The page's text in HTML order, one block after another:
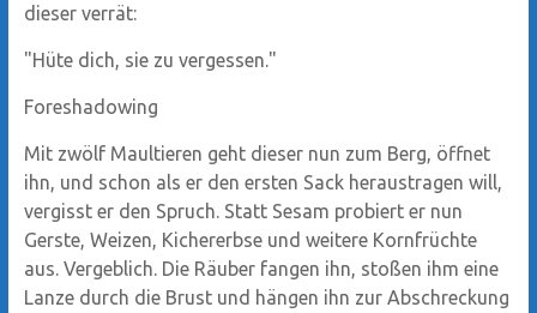
dieser verrät:
"Hüte dich, sie zu vergessen."
Foreshadowing
Mit zwölf Maultieren geht dieser nun zum Berg, öffnet
ihn, und schon als er den ersten Sack heraustragen will,
vergisst er den Spruch. Statt Sesam probiert er nun
Gerste, Weizen, Kichererbse und weitere Kornfrüchte
aus. Vergeblich. Die Räuber fangen ihn, stoßen ihm eine
Lanze durch die Brust und hängen ihn zur Abschreckung